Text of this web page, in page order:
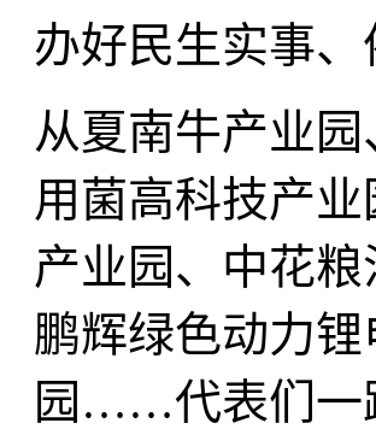
办好民生实事
从夏南牛产业
用菌高科技产
产业园、中花
鹏辉绿色动力
园……代表们一